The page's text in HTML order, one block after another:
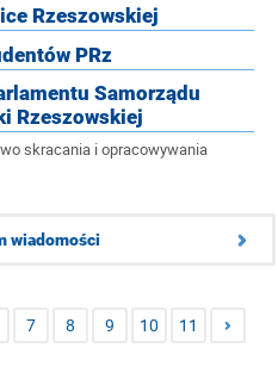
Rzeszowskiej
PRz
Samorządu
Rzeszowskiej
skracania i opracowywania
wiadomości
7 8 9 10 11